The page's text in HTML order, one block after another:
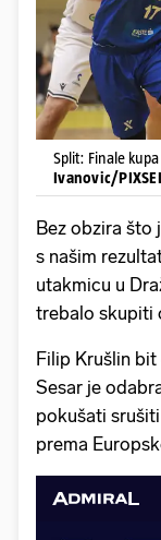
Split: Finale kupa
Ivanovic/
Bez obzira što
s našim
utakmicu u
trebalo skupiti
Filip Krušlin
Sesar je
pokušati
prema